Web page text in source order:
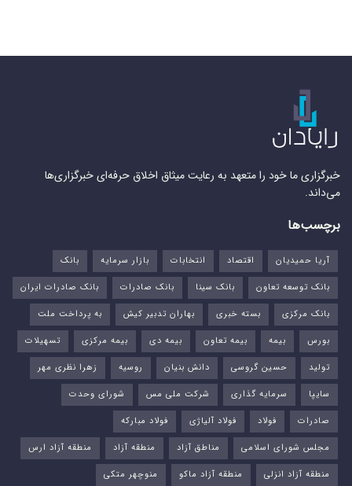
خبرگزاری ما خود را متعهد به رعایت میثاق اخلاق حرفه‌ای خبرگزاری‌ها
می‌داند.
برچسب‌ها
آریا حمیدیان اقتصاد انتخابات بازار سرمایه
بانک
بانک توسعه تعاون
بانک سینا بانک صادرات
بانک صادرات ایران
بانک مرکزی
بسته خبری بهاران تدبیر کیش
به پرداخت ملت
بورس‌
بیمه بیمه تعاون بیمه دی بیمه مرکزی
تسهیلات
تولید
حسین گروسی دانش بنیان روسیه
زهرا نظری مهر
سایپا
سرمایه گذاری شرکت ملی مس
شورای وحدت
صادرات
فولاد فولاد آلیاژی
فولاد مبارکه
مجلس شورای اسلامی
مناطق آزاد منطقه آزاد
منطقه آزاد ارس
منطقه آزاد انزلی
منطقه آزاد ماکو منوچهر متکی